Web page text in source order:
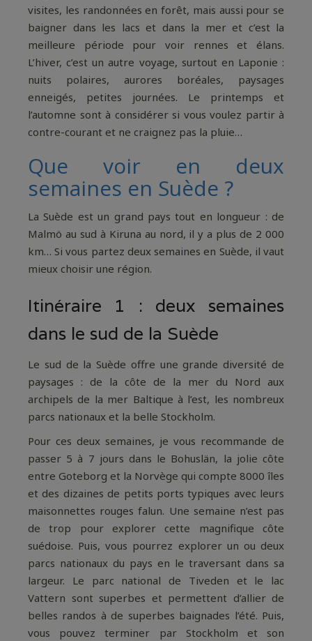
visites, les randonnées en forêt, mais aussi pour se
baigner dans les lacs et dans la mer et c’est la
meilleure période pour voir rennes et élans.
L’hiver, c’est un autre voyage, surtout en Laponie :
nuits polaires, aurores boréales, paysages
enneigés, petites journées. Le printemps et
l’automne sont à considérer si vous voulez partir à
contre-courant et ne craignez pas la pluie…
Que voir en deux
semaines en Suède ?
La Suède est un grand pays tout en longueur : de
Malmö au sud à Kiruna au nord, il y a plus de 2 000
km… Si vous partez deux semaines en Suède, il vaut
mieux choisir une région.
Itinéraire 1 : deux semaines
dans le sud de la Suède
Le sud de la Suède offre une grande diversité de
paysages : de la côte de la mer du Nord aux
archipels de la mer Baltique à l’est, les nombreux
parcs nationaux et la belle Stockholm.
Pour ces deux semaines, je vous recommande de
passer 5 à 7 jours dans le Bohuslän, la jolie côte
entre Goteborg et la Norvège qui compte 8000 îles
et des dizaines de petits ports typiques avec leurs
maisonnettes rouges falun. Une semaine n’est pas
de trop pour explorer cette magnifique côte
suédoise. Puis, vous pourrez explorer un ou deux
parcs nationaux du pays en le traversant dans sa
largeur. Le parc national de Tiveden et le lac
Vattern sont superbes et permettent d’allier de
belles randos à de superbes baignades l’été. Puis,
vous pouvez terminer par Stockholm et son